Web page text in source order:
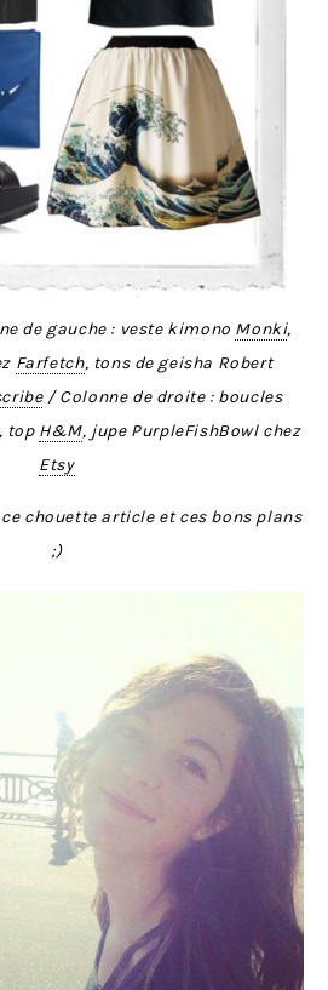
de gauche : veste kimono Monki,
Farfetch, tons de geisha Robert
/ Colonne de droite : boucles
top H&M, jupe PurpleFishBowl chez
Etsy
chouette article et ces bons plans
;)